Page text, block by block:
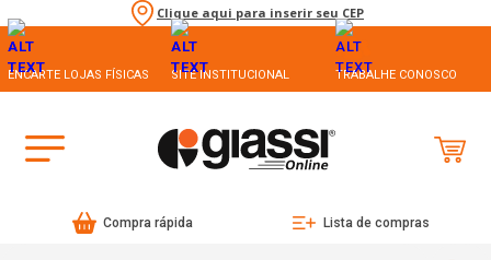
Clique aqui para inserir seu CEP
ENCARTE LOJAS FÍSICAS SITE INSTITUCIONAL TRABALHE CONOSCO
Compra rápida Lista de compras